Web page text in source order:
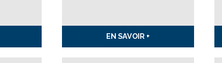
EN SAVOIR +